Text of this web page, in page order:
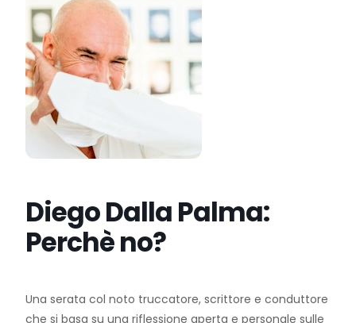
Diego Dalla Palma:
Perchè no?
Una serata col noto truccatore, scrittore e conduttore
che si basa su una riflessione aperta e personale sulle